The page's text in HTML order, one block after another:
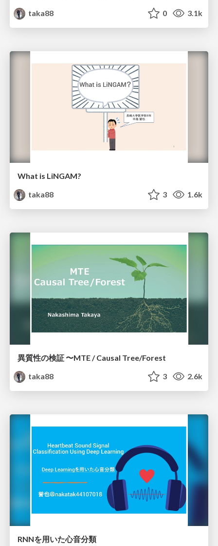
taka88
0 3.1k
What is LiNGAM?
taka88
3 1.6k
異質性の検証 〜MTE / Causal Tree/Forest
taka88
3 2.6k
RNNを用いた心音分類